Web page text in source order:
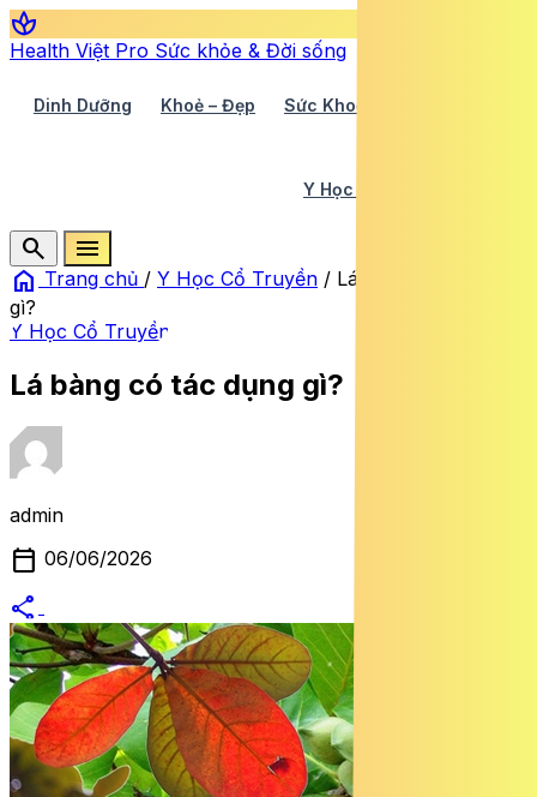
spa
Health Việt Pro Sức khỏe & Đời sống
Dinh Dưỡng Khoẻ – Đẹp Sức Khoẻ TV
Y Học Cổ Truyền
search
menu
home Trang chủ / Y Học Cổ Truyền / Lá bàng có tác dụng
gì?
Y Học Cổ Truyền
Lá bàng có tác dụng gì?
admin
calendar_today 06/06/2026
share